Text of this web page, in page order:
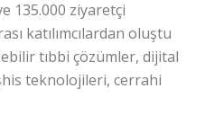
135.000 ziyaretçi
katılımcılardan oluştu
tıbbi çözümler, dijital
teknolojileri, cerrahi